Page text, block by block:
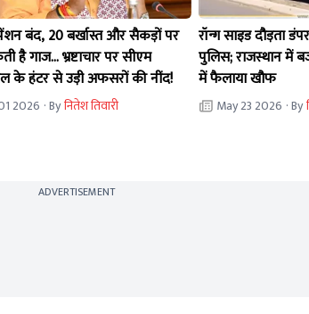
बंद, 20 बर्खास्त और सैकड़ों पर
है गाज... भ्रष्टाचार पर सीएम
के हंटर से उड़ी अफसरों की नींद!
2026 · Byनितेश तिवारी
रॉन्ग साइड दौड़ता
पुलिस; राजस्थान में
में फैलाया खौफ
May 23 2026 · By
ADVERTISEMENT